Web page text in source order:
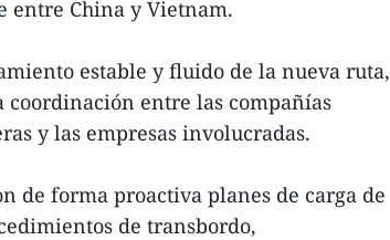
entre China y Vietnam.
estable y fluido de la nueva ruta,
entre las compañías
y las empresas involucradas.
de forma proactiva planes de carga de
de transbordo,